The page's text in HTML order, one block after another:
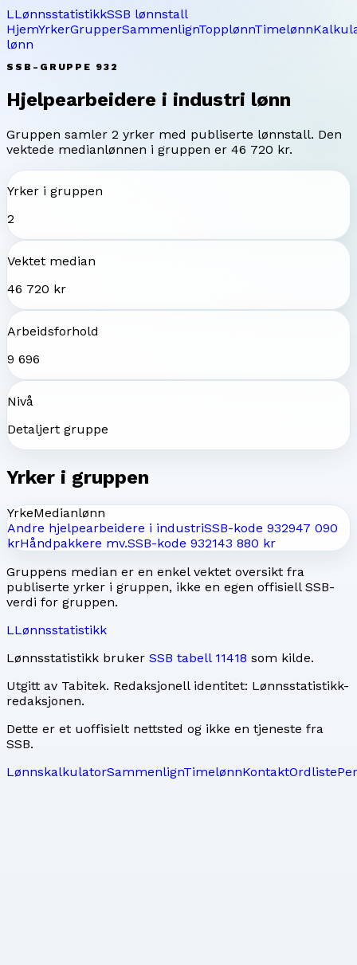
LLønnsstatistikkSSB lønnstall
HjemYrkerGrupperSammenlignTopplønnTimelønn
lønn
SSB-GRUPPE 932
Hjelpearbeidere i industri lønn
Gruppen samler 2 yrker med publiserte lønnstall. Den
vektede medianlønnen i gruppen er 46 720 kr.
Yrker i gruppen
2
Vektet median
46 720 kr
Arbeidsforhold
9 696
Nivå
Detaljert gruppe
Yrker i gruppen
YrkeMedianlønn
Andre hjelpearbeidere i industriSSB-kode 932947 090
krHåndpakkere mv.SSB-kode 932143 880 kr
Gruppens median er en enkel vektet oversikt fra
publiserte yrker i gruppen, ikke en egen offisiell SSB-
verdi for gruppen.
LLønnsstatistikk
Lønnsstatistikk bruker SSB tabell 11418 som kilde.
Utgitt av Tabitek. Redaksjonell identitet: Lønnsstatistikk-
redaksjonen.
Dette er et uoffisielt nettsted og ikke en tjeneste fra
SSB.
LønnskalkulatorSammenlignTimelønnKontaktOrdliste